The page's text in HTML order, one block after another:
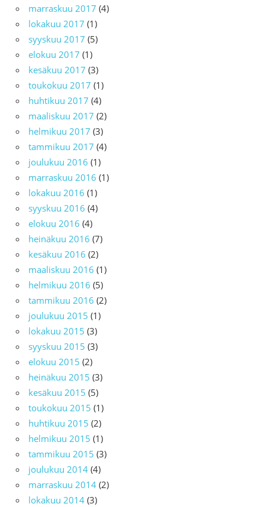
marraskuu 2017 (4)
lokakuu 2017 (1)
syyskuu 2017 (5)
elokuu 2017 (1)
kesäkuu 2017 (3)
toukokuu 2017 (1)
huhtikuu 2017 (4)
maaliskuu 2017 (2)
helmikuu 2017 (3)
tammikuu 2017 (4)
joulukuu 2016 (1)
marraskuu 2016 (1)
lokakuu 2016 (1)
syyskuu 2016 (4)
elokuu 2016 (4)
heinäkuu 2016 (7)
kesäkuu 2016 (2)
maaliskuu 2016 (1)
helmikuu 2016 (5)
tammikuu 2016 (2)
joulukuu 2015 (1)
lokakuu 2015 (3)
syyskuu 2015 (3)
elokuu 2015 (2)
heinäkuu 2015 (3)
kesäkuu 2015 (5)
toukokuu 2015 (1)
huhtikuu 2015 (2)
helmikuu 2015 (1)
tammikuu 2015 (3)
joulukuu 2014 (4)
marraskuu 2014 (2)
lokakuu 2014 (3)